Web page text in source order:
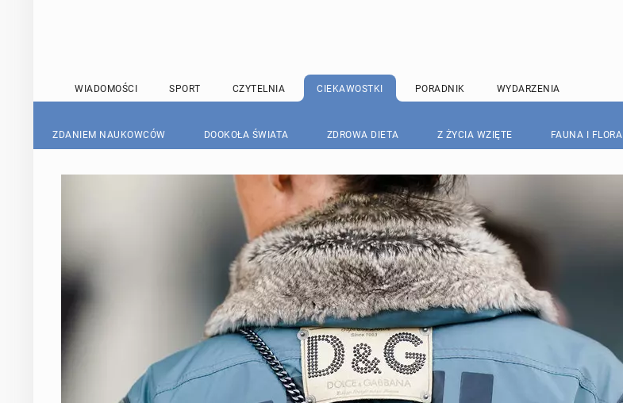
WIADOMOŚCI SPORT CZYTELNIA CIEKAWOSTKI PORADNIK WYDARZENIA
ZDANIEM NAUKOWCÓW DOOKOŁA ŚWIATA ZDROWA DIETA Z ŻYCIA WZIĘTE FAUNA I FLORA